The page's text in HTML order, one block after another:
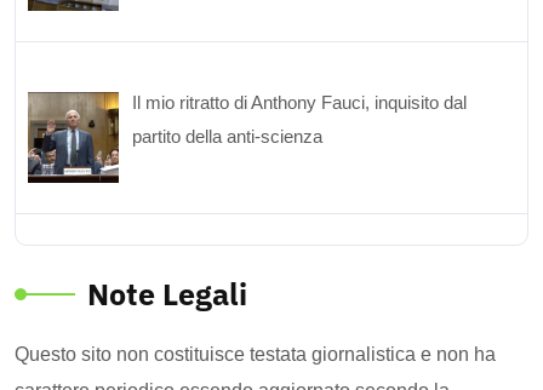
Il mio ritratto di Anthony Fauci, inquisito dal
partito della anti-scienza
Note Legali
Questo sito non costituisce testata giornalistica e non ha